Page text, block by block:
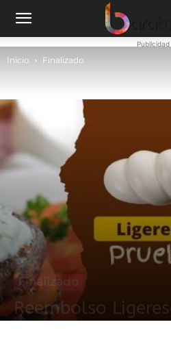
Publicidad
Inicio Finalizado
Finalizado
Reembolso Ligeresa